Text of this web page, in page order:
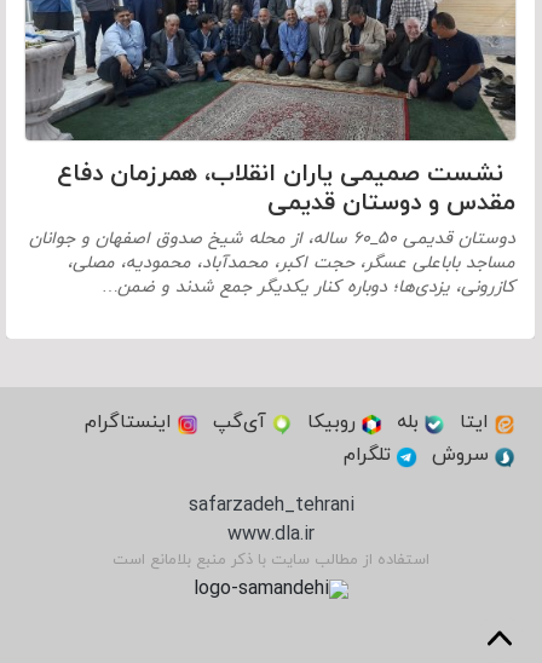
نشست صمیمی یاران انقلاب، همرزمان دفاع
مقدس و دوستان قدیمی
دوستان قدیمی ۵۰_۶۰ ساله، از محله شیخ صدوق اصفهان و جوانان
مساجد باباعلی عسگر، حجت اکبر، محمدآباد، محمودیه، مصلی،
کازرونی، یزدی‌ها؛ دوباره کنار یکدیگر جمع شدند و ضمن…
ایتا بله روبیکا آی‌گپ
اینستاگرام
سروش
تلگرام
safarzadeh_tehrani
www.dla.ir
استفاده از مطالب سایت با ذکر منبع بلامانع است